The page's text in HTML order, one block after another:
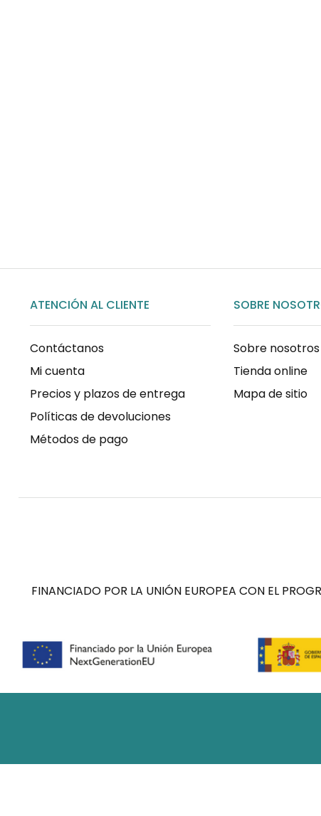
ATENCIÓN AL CLIENTE
Contáctanos
Mi cuenta
Precios y plazos de entrega
Políticas de devoluciones
Métodos de pago
SOBRE
Sobre nosotros
Tienda online
Mapa de sitio
FINANCIADO POR LA UNIÓN EUROPEA CON EL